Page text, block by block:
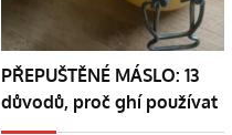
PŘEPUŠTĚNÉ MÁSLO: 13
důvodů, proč ghí používat